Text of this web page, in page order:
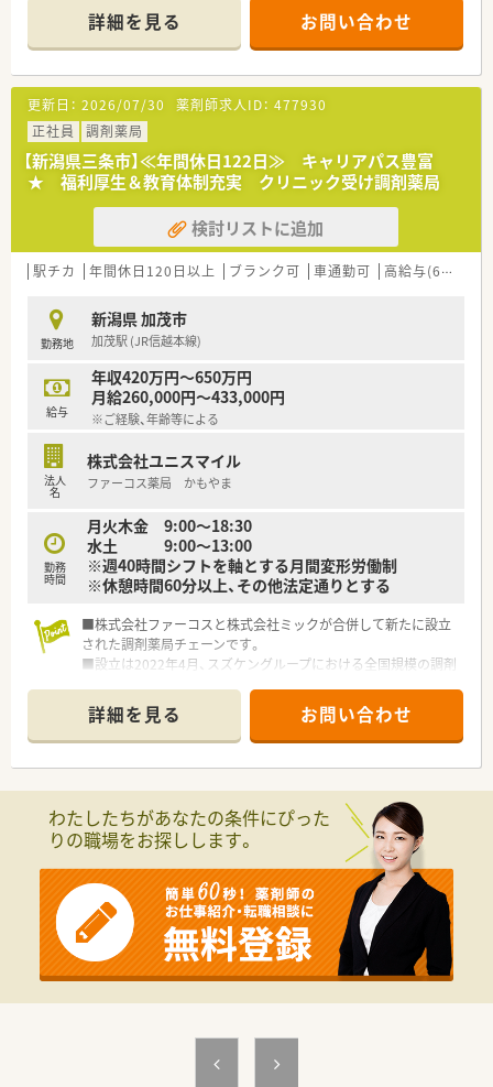
＊------------------------------------------＊
【店舗情報と応需状況について】
■ JR信越本線の加茂駅から徒歩14分ほどの場所に位置してお
り、お車での通勤も可能でアクセスが大変便利です。
■ 主に近隣の小児科クリニックから処方箋を1日に約60枚応需
しており、地域に密着した医療を提供しています。
■ 在宅業務として居宅への訪問にも対応しており、患者様の体
調に合わせた丁寧な服薬指導を実施しています。
【法人特徴について】
■ 新潟県から男女共同参画推進企業に登録されており、性別に
関わらず誰もが働きやすい環境を整備しています。
■ 地域の子どもたちを応援するプロジェクトに協賛するなど、
様々なイベントを通じて社会貢献活動に励みます。
おり、社員同士の交流がとても盛んな会社です。
【勤務実態について】
■ 開局時間は平日の多くの曜日が18時までとなっており、木曜
日は16時半、土曜日は12時半に終了します。
■ 年間休日は120日以上が確保されているため、仕事とプライベ
ートのメリハリをつけながら勤務できます。
れるため、日々の頑張りが無駄になることはありません。
■ 子育て中の方をサポートするため、勤務時間内に育児休憩時
間を取得できる特別な制度を導入しています。
■ 業務が早く終了した際には、勤務時間内であってもそのまま
帰宅が認められる有償早退の取り組みがあります。
り、専門性の高い知識の共有や学習が日々行われています。
詳細を見る お問い合わせ
更新日： 2026/07/30 薬剤師求人ID： 477930
正社員
調剤薬局
【新潟県三条市】≪年間休日122日≫ キャリアパス豊富
★ 福利厚生＆教育体制充実 クリニック受け調剤薬局
検討リストに追加
駅チカ 年間休日120日以上 ブランク可 車通勤可 高給与(600万円以上)
勤務地
新潟県 加茂市
加茂駅 (JR信越本線)
給与
年収420万円～650万円
月給260,000円～433,000円
※ご経験、年齢等による
法人
名
株式会社ユニスマイル
ファーコス薬局 かもやま
勤務
時間
月火木金 9:00～18:30
水土 9:00～13:00
※週40時間シフトを軸とする月間変形労働制
※休憩時間60分以上、その他法定通りとする
■株式会社ファーコスと株式会社ミックが合併して新たに設立
された調剤薬局チェーンです。
■設立は2022年4月、スズケングループにおける全国規模の調剤
■2社が培ってきたノウハウと企業の良さを融合し、より安定し
た経営基盤から、成長スピードを加速させていきます。
■コーポレートメッセージは「あなたに今、わたしができるこ
と」。
■全国・広域・都道府県限定コースの方には充実の住宅補助制度
が適用されます。
■住居は法人契約なので初期費用時の自己負担はほとんどあり
ません。
■産育休からの復帰率は95%以上！時短勤務はお子様が小学3年
生終了時まで。
■年間休日は120日以上で様々な休暇制度の用意あり。
■最新機器の導入やメディカルリスクコントローラー制度を導
入し、調剤過誤防止に向けた取り組みにも積極的です。
■マネジメント型と専門性追求型のキャリアパスが目指せる環
■家族やプライベートを大事にしながら働きたい方、キャリアを
磨きたい方皆様にお勧めです。
詳細を見る お問い合わせ
わたしたちがあなたの条件にぴった
りの職場をお探しします。